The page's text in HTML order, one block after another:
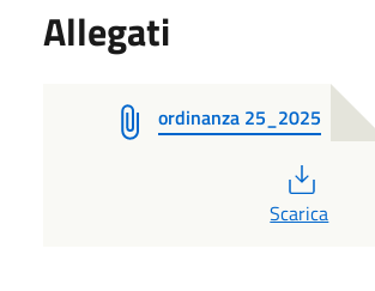
Allegati
ordinanza 25_2025
Scarica